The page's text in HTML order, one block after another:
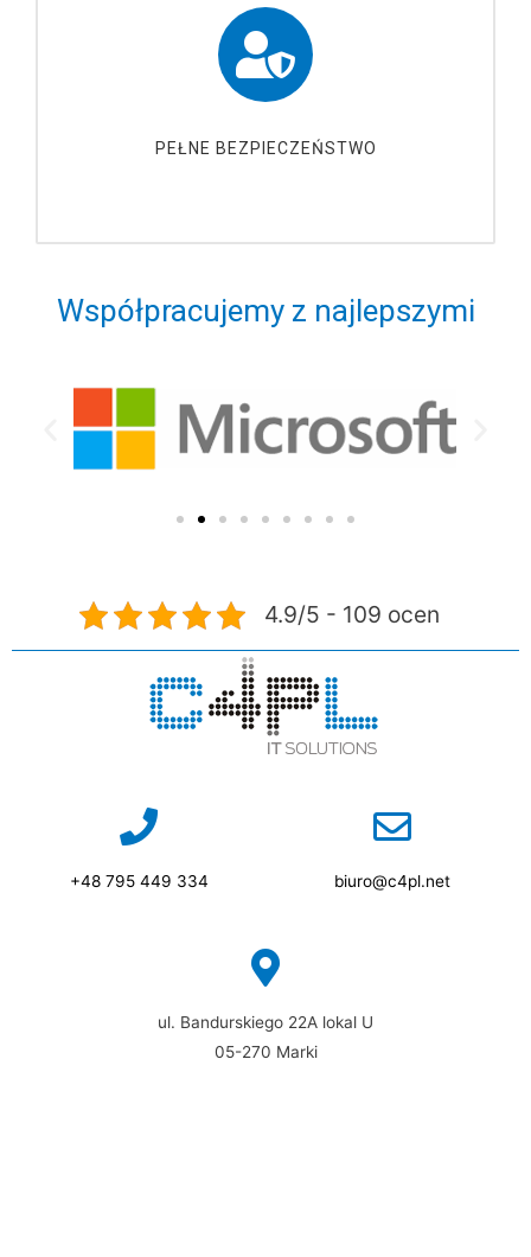
PEŁNE BEZPIECZEŃSTWO
Współpracujemy z najlepszymi
4.9/5 - 109 ocen
+48 795 449 334 biuro@c4pl.net
ul. Bandurskiego 22A lokal U
05-270 Marki